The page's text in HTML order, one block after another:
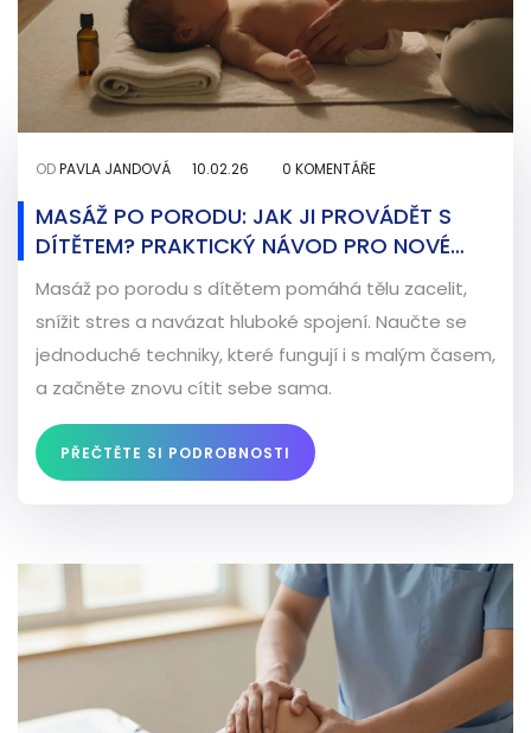
ODPAVLA JANDOVÁ 10.02.26 0 KOMENTÁŘE
MASÁŽ PO PORODU: JAK JI PROVÁDĚT S
DÍTĚTEM? PRAKTICKÝ NÁVOD PRO NOVÉ
MÁMY
Masáž po porodu s dítětem pomáhá tělu zacelit,
snížit stres a navázat hluboké spojení. Naučte se
jednoduché techniky, které fungují i s malým časem,
a začněte znovu cítit sebe sama.
PŘEČTĚTE SI PODROBNOSTI